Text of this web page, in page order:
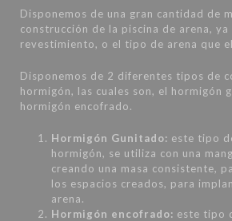
Disponemos de una gran cantidad de
construcción de la piscina de arena, ya
revestimiento, o el tipo de arena que
Disponemos de 2 diferentes tipos de
hormigón, las cuales son, el hormigón
hormigón encofrado.
Hormigón Gunitado: este tipo
hormigón, se utiliza con una
creando una masa consistente,
los espacios creados, para
arena.
Hormigón encofrado: este tipo